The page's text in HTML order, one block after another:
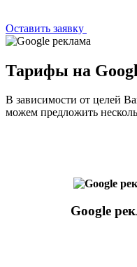
Оставить заявку
Тарифы на
В зависимости от целей
можем предложить
Google